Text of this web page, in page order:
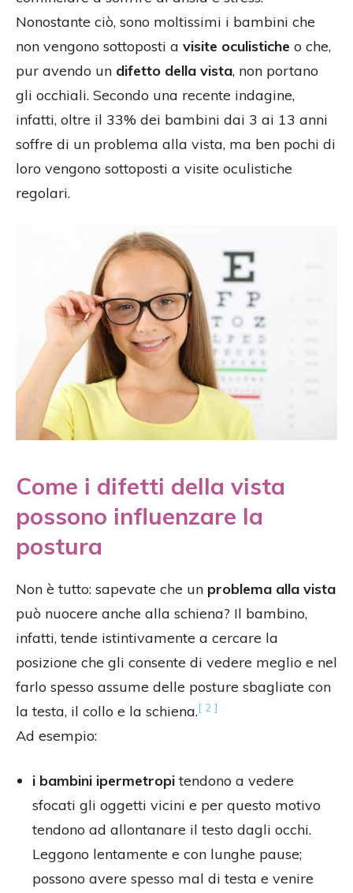
Nonostante ciò, sono moltissimi i bambini che
non vengono sottoposti a visite oculistiche o che,
pur avendo un difetto della vista, non portano
gli occhiali. Secondo una recente indagine,
infatti, oltre il 33% dei bambini dai 3 ai 13 anni
soffre di un problema alla vista, ma ben pochi di
loro vengono sottoposti a visite oculistiche
regolari.
Come i difetti della vista
possono influenzare la
postura
Non è tutto: sapevate che un problema alla vista
può nuocere anche alla schiena? Il bambino,
infatti, tende istintivamente a cercare la
posizione che gli consente di vedere meglio e nel
farlo spesso assume delle posture sbagliate con
la testa, il collo e la schiena.[ 2 ]
Ad esempio:
i bambini ipermetropi tendono a vedere
sfocati gli oggetti vicini e per questo motivo
tendono ad allontanare il testo dagli occhi.
Leggono lentamente e con lunghe pause;
possono avere spesso mal di testa e venire